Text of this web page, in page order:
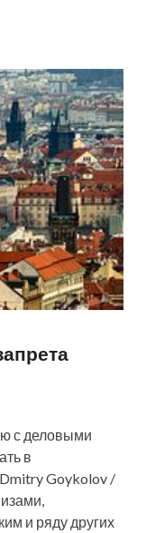
с деловыми
в
Goykolov /
и ряду других